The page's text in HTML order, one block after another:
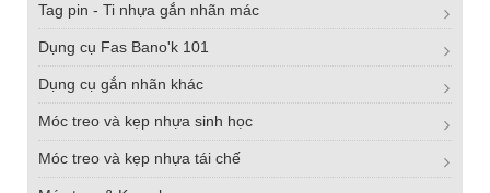
Tag pin - Ti nhựa gắn nhãn mác
Dụng cụ Fas Bano'k 101
Dụng cụ gắn nhãn khác
Móc treo và kẹp nhựa sinh học
Móc treo và kẹp nhựa tái chế